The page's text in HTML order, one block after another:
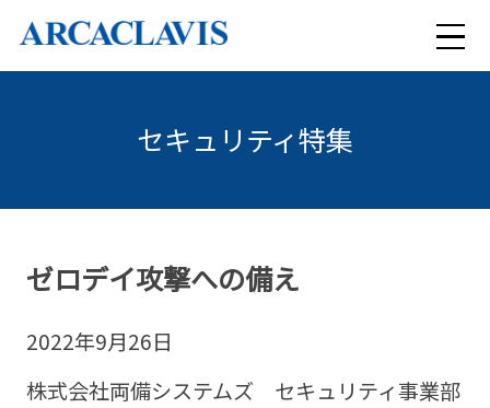
ARCACLAVIS Ways
まるっとおまかせセキュリティ
導入事例
セキュリティ特集
ゼロデイ攻撃への備え
2022年9月26日
株式会社両備システムズ セキュリティ事業部